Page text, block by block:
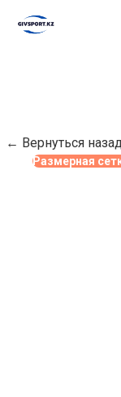
← Вернуться
Размерная